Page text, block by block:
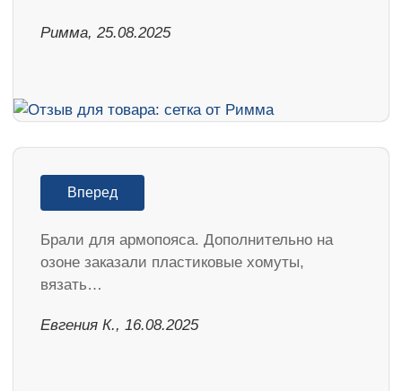
Римма, 25.08.2025
Вперед
Брали для армопояса. Дополнительно на
озоне заказали пластиковые хомуты,
вязать…
Евгения К., 16.08.2025